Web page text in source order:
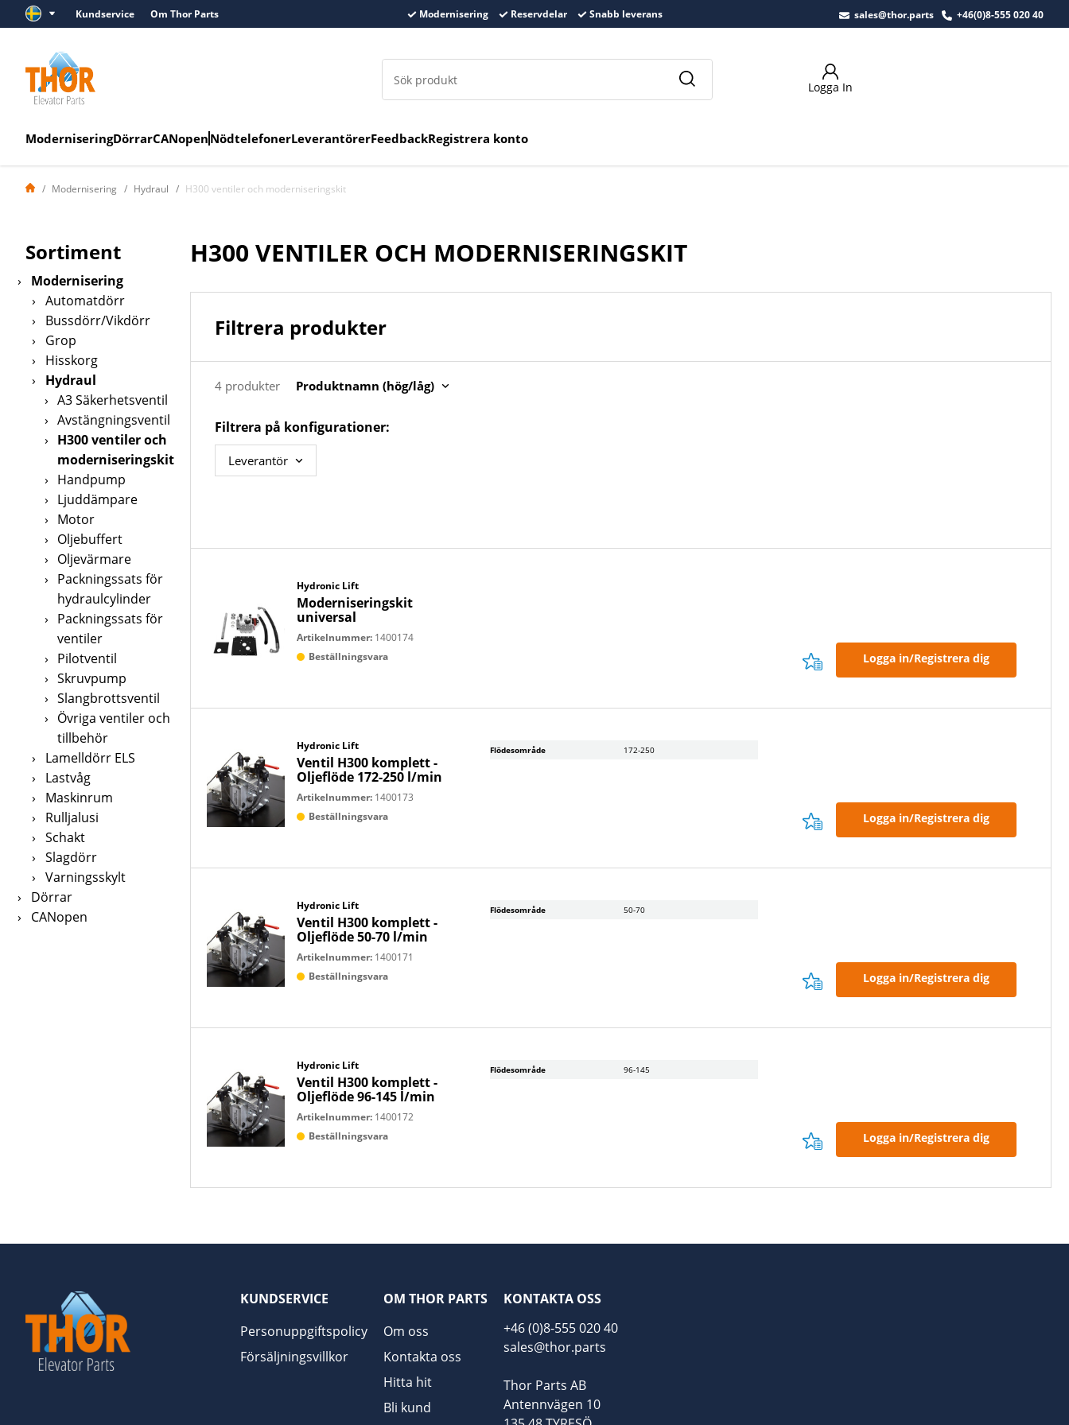
+46(0)8-555 020 40
sales@thor.parts
Kundservice Om Thor Parts Modernisering Reservdelar Snabb leverans
Logga In
ModerniseringDörrarCANopen NödtelefonerLeverantörerFeedbackRegistrera konto
Modernisering Hydraul H300 ventiler och moderniseringskit
Sortiment
›
Modernisering
› Automatdörr
›
Bussdörr/Vikdörr
›
Grop
›
Hisskorg
›
Hydraul
› A3 Säkerhetsventil
› Avstängningsventil
› H300 ventiler och
moderniseringskit
› Handpump
› Ljuddämpare
› Motor
› Oljebuffert
› Oljevärmare
› Packningssats för
hydraulcylinder
› Packningssats för
ventiler
› Pilotventil
› Skruvpump
› Slangbrottsventil
› Övriga ventiler och
tillbehör
›
Lamelldörr ELS
›
Lastvåg
›
Maskinrum
›
Rulljalusi
› Schakt
› Slagdörr
› Varningsskylt
›
Dörrar
›
CANopen
H300 VENTILER OCH MODERNISERINGSKIT
Filtrera produkter
4 produkter Produktnamn (hög/låg)
Filtrera på konfigurationer:
Leverantör
Hydronic Lift
Moderniseringskit
universal
Artikelnummer: 1400174
Beställningsvara
Logga in/Registrera dig
Hydronic Lift
Ventil H300 komplett -
Oljeflöde 172-250 l/min
Artikelnummer: 1400173
Beställningsvara
Flödesområde 172-250
Logga in/Registrera dig
Hydronic Lift
Ventil H300 komplett -
Oljeflöde 50-70 l/min
Artikelnummer: 1400171
Beställningsvara
Flödesområde 50-70
Logga in/Registrera dig
Hydronic Lift
Ventil H300 komplett -
Oljeflöde 96-145 l/min
Artikelnummer: 1400172
Beställningsvara
Flödesområde 96-145
Logga in/Registrera dig
KUNDSERVICE
Personuppgiftspolicy
Försäljningsvillkor
OM THOR PARTS
Om oss
Kontakta oss
Hitta hit
Bli kund
KONTAKTA OSS
+46 (0)8-555 020 40
sales@thor.parts
Thor Parts AB
Antennvägen 10